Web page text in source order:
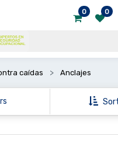
0 0
caídas Anclajes